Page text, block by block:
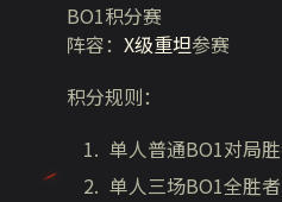
BO1积分赛
阵容： X级重坦参赛​
积分规则：
单人普通BO1对局
单人三场BO1全胜